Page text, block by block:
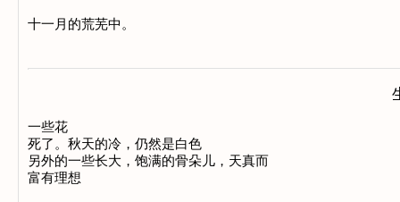
一些花
死了。秋天的冷，仍然是白色
另外的一些长大，饱满的骨朵儿，天真而
富有理想